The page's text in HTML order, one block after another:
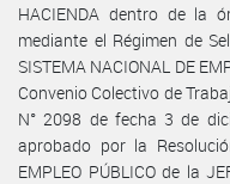
HACIENDA dentro de la
mediante el Régimen de
SISTEMA NACIONAL DE
Convenio Colectivo de
N° 2098 de fecha 3 de
aprobado por la
EMPLEO PÚBLICO de la